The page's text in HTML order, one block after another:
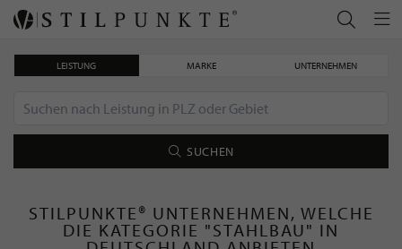
LEISTUNG MARKE UNTERNEHMEN
SUCHEN
STILPUNKTE® UNTERNEHMEN, WELCHE
DIE KATEGORIE "STAHLBAU" IN